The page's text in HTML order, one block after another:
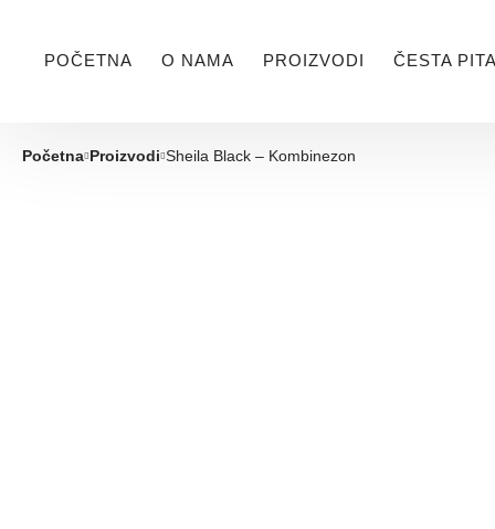
POČETNA O NAMA PROIZVODI ČESTA
Početna Proizvodi Sheila Black – Kombinezon